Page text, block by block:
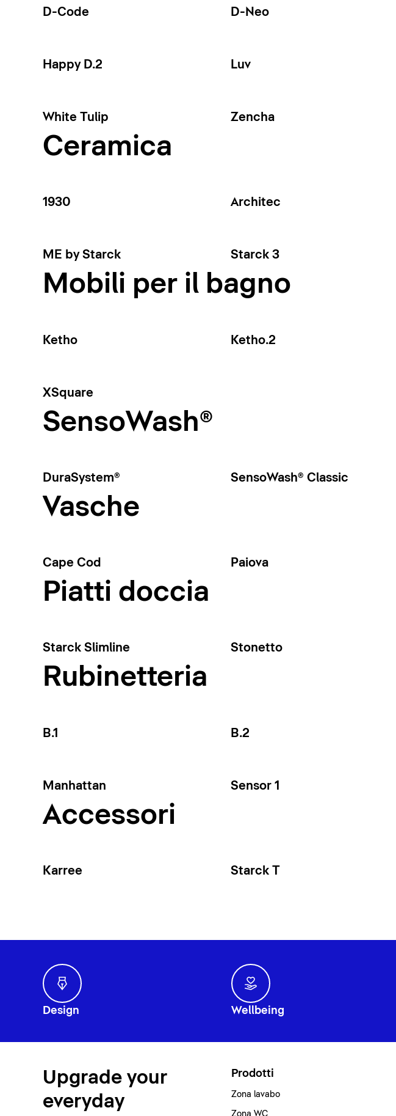
D-Code D-Neo
Happy D.2 Luv
White Tulip Zencha
Ceramica
1930 Architec
ME by Starck Starck 3
Mobili per il bagno
Ketho Ketho.2
XSquare
SensoWash®
DuraSystem® SensoWash® Classic
Vasche
Cape Cod Paiova
Piatti doccia
Starck Slimline Stonetto
Rubinetteria
B.1 B.2
Manhattan Sensor 1
Accessori
Karree Starck T
Design Wellbeing
Upgrade your
everyday
Prodotti
Zona lavabo
Zona WC